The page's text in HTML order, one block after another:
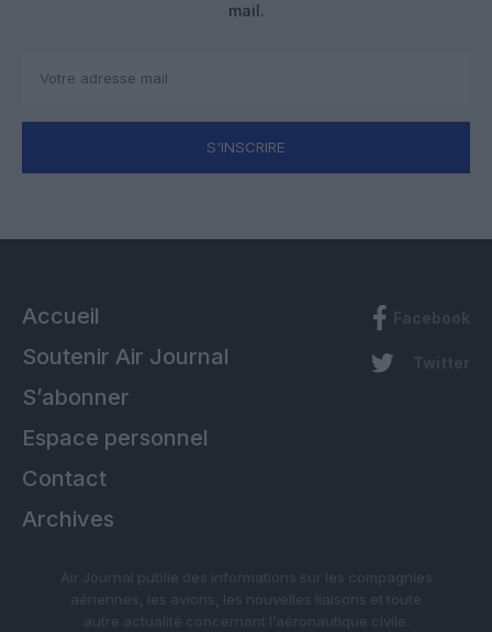
mail.
S'INSCRIRE
Accueil
Soutenir Air Journal
S’abonner
Espace personnel
Contact
Archives